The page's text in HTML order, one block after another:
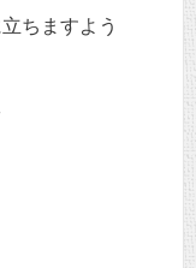
ちますよう